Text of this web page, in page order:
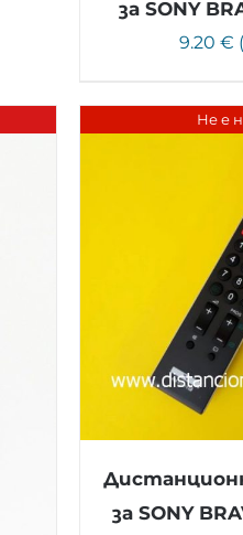
за SONY
9.20 €
Не е
за SONY